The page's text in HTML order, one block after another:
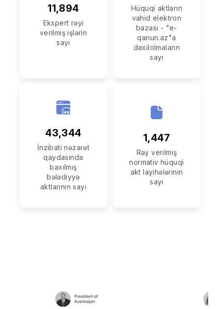
11,894
Ekspert rəyi
verilmiş işlərin
sayı
Hüquqi aktların
vahid elektron
bazası - "e-
qanun.az"a
daxilolmaların
sayı
43,344
İnzibati nəzarət
qaydasında
baxılmış
bələdiyyə
aktlarının sayı
1,447
Rəy verilmiş
normativ hüquqi
akt layihələrinin
sayı